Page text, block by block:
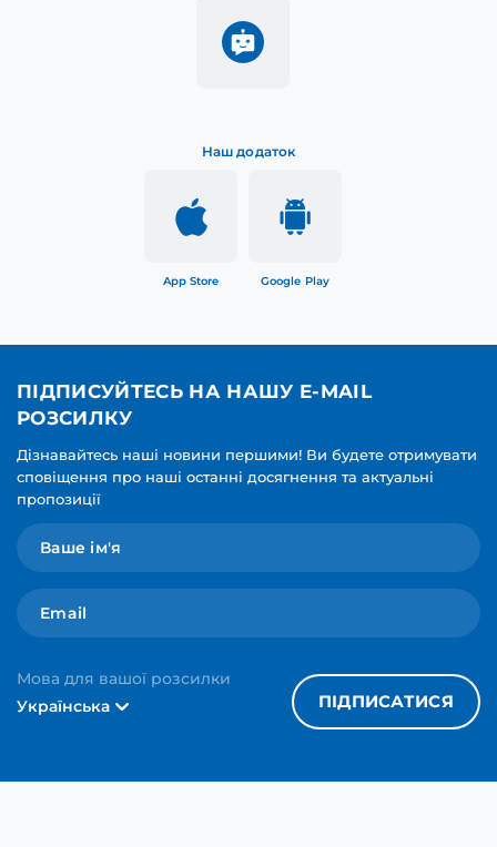
Наш додаток
App Store Google Play
ПІДПИСУЙТЕСЬ НА НАШУ E-MAIL
РОЗСИЛКУ
Дізнавайтесь наші новини першими! Ви будете отримувати
сповіщення про наші останні досягнення та актуальні
пропозиції
Мова для вашої розсилки
Українська
ПІДПИСАТИСЯ